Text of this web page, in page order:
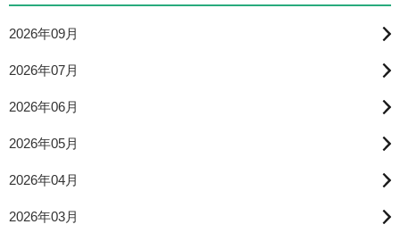
2026年09月
2026年07月
2026年06月
2026年05月
2026年04月
2026年03月